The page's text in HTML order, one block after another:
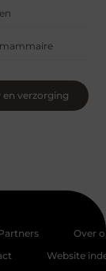
en verzorging
Over
Website